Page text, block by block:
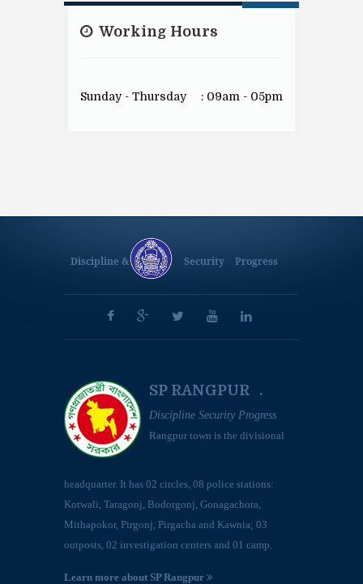
Working Hours
Sunday - Thursday : 09am - 05pm
Discipline & Security Progress
SP RANGPUR .
Discipline Security Progress
Rangpur town is the divisional
headquarter. It has 02 circles, 08 police stations:
Kotwali, Taragonj, Bodorgonj, Gonagachora,
Mithapokor, Pirgonj, Pirgacha and Kawnia; 03
outposts, 02 investigation centers and 01 camp.
Learn more about SP Rangpur